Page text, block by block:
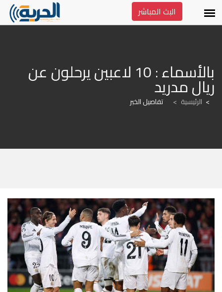
البث المباشر
ريال مدريد
الرئيسية > تفاصيل الخبر